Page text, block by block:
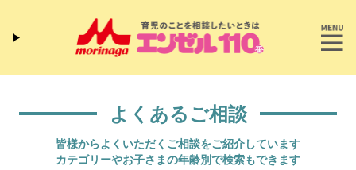
よくあるご相談
皆様からよくいただくご相談をご紹介しています
カテゴリーやお子さまの年齢別で検索もできます